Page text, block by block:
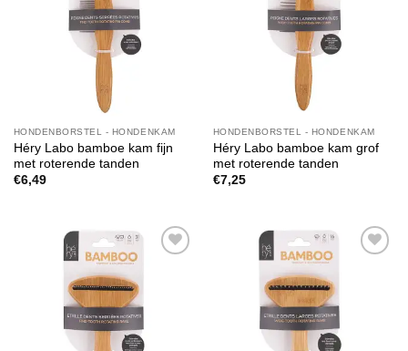
verlanglijst
HONDENBORSTEL - HONDENKAM
Héry Labo bamboe kam fijn
met roterende tanden
€6,49
verlanglijst
HONDENBORSTEL - HONDENKAM
Héry Labo bamboe kam grof
met roterende tanden
€7,25
Toevoegen
verlanglijst
verlanglijst